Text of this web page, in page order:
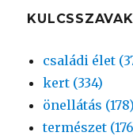
KULCSSZAVAK
családi élet
kert (334)
önellátás (178)
természet